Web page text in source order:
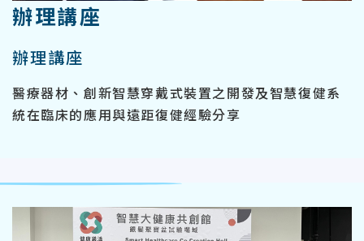
辦理講座
辦理講座
醫療器材、創新智慧穿戴式裝置之開發及智慧復健系
統在臨床的應用與遠距復健經驗分享